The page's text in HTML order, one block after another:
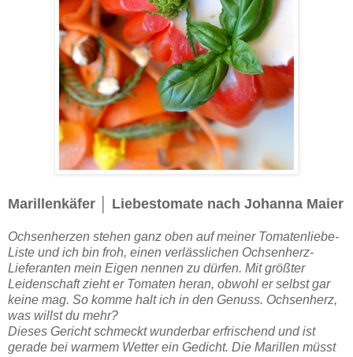
Marillenkäfer Liebestomate nach Johanna Maier
Ochsenherzen stehen ganz oben auf meiner Tomatenliebe-
Liste und ich bin froh, einen verlässlichen Ochsenherz-
Lieferanten mein Eigen nennen zu dürfen. Mit größter
Leidenschaft zieht er Tomaten heran, obwohl er selbst gar
keine mag. So komme halt ich in den Genuss. Ochsenherz,
was willst du mehr?
Dieses Gericht schmeckt wunderbar erfrischend und ist
gerade bei warmem Wetter ein Gedicht. Die Marillen müsst